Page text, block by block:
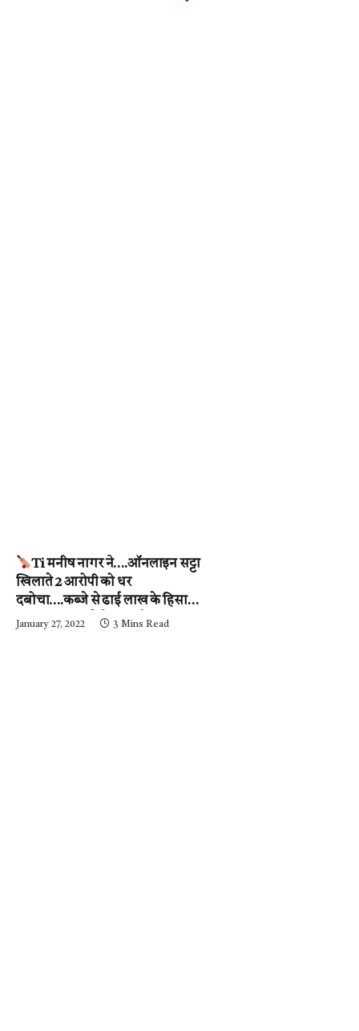
Ti मनीष नागर ने….ऑनलाइन सट्टा
खिलाते 2 आरोपी को धर
दबोचा….कब्जे से ढाई लाख के हिसाब-
किताब जब्त….देखें वीडियो
January 27, 2022 3 Mins Read